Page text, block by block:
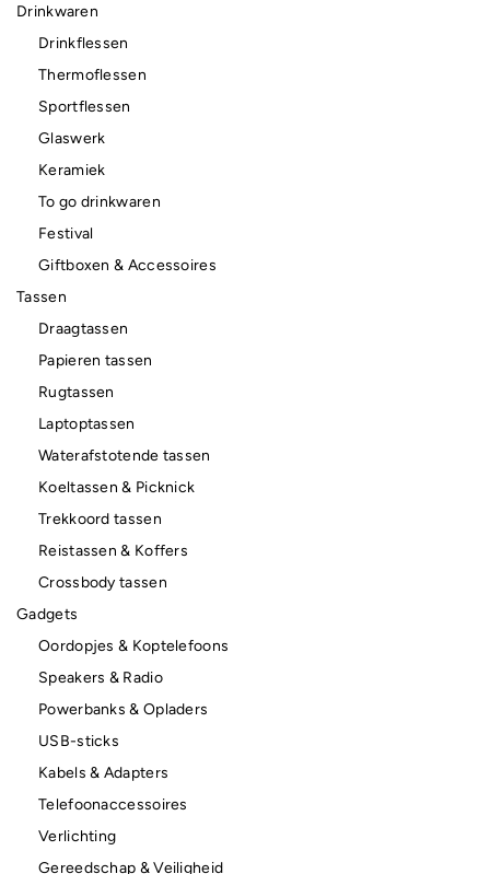
Drinkwaren
Drinkflessen
Thermoflessen
Sportflessen
Glaswerk
Keramiek
To go drinkwaren
Festival
Giftboxen & Accessoires
Tassen
Draagtassen
Papieren tassen
Rugtassen
Laptoptassen
Waterafstotende tassen
Koeltassen & Picknick
Trekkoord tassen
Reistassen & Koffers
Crossbody tassen
Gadgets
Oordopjes & Koptelefoons
Speakers & Radio
Powerbanks & Opladers
USB-sticks
Kabels & Adapters
Telefoonaccessoires
Verlichting
Gereedschap & Veiligheid